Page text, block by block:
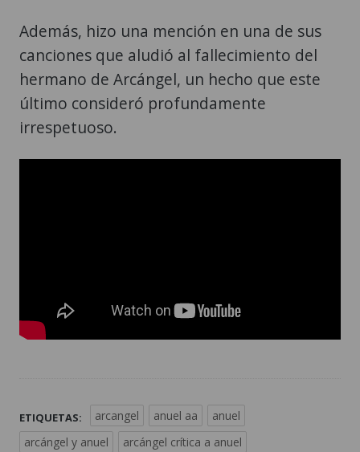
Además, hizo una mención en una de sus
canciones que aludió al fallecimiento del
hermano de Arcángel, un hecho que este
último consideró profundamente
irrespetuoso.
ETIQUETAS: arcangel anuel aa
anuel
arcángel y anuel
arcángel crítica a anuel